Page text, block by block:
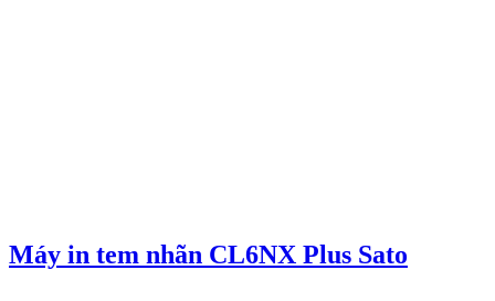
Máy in tem nhãn CL6NX Plus Sato